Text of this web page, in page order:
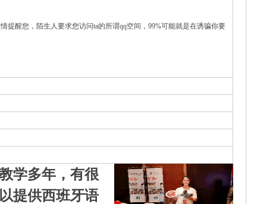
提醒您，陌生人要求您访问ta的所谓qq空间，99%可能就是在诱骗你要
学多年，有很
提供西班牙语